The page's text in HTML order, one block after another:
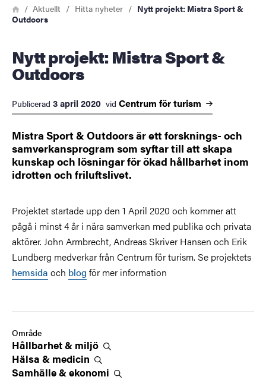
Länkstig
HemAktuellt Hitta nyheter
Nytt projekt: Mistra Sport &
Outdoors
Nytt projekt: Mistra Sport &
Outdoors
Publicerad 3 april 2020 vid Centrum förturism
Mistra Sport & Outdoors är ett forsknings- och
samverkansprogram som syftar till att skapa
kunskap och lösningar för ökad hållbarhet inom
idrotten och friluftslivet.
Projektet startade upp den 1 April 2020 och kommer att
pågå i minst 4 år i nära samverkan med publika och privata
aktörer. John Armbrecht, Andreas Skriver Hansen och Erik
Lundberg medverkar från Centrum för turism. Se projektets
hemsida och blog för mer information
Område
Hållbarhet & miljö
Hälsa & medicin
Samhälle &ekonomi